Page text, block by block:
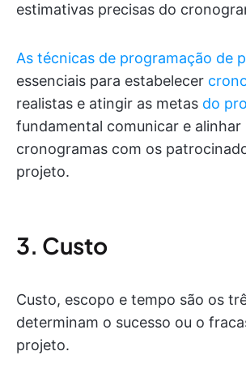
estimativas precisas do
As técnicas de programação de
essenciais para estabelecer
realistas e atingir as metas do
fundamental comunicar e alinhar
cronogramas com os
projeto.
3. Custo
Custo, escopo e tempo são os
determinam o sucesso ou o
projeto.